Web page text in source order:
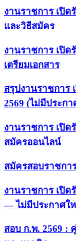
งานราชการ เปิ
และวิธีสมัคร
งานราชการ เปิด
เตรียมเอกสาร
สรุปงานราชการ
2569 (ไม่มีประกา
งานราชการ เปิด
สมัครออนไลน์
สมัครสอบราชกา
งานราชการ เปิด
— ไม่มีประกาศใ
สอบ ก.พ. 2569 :